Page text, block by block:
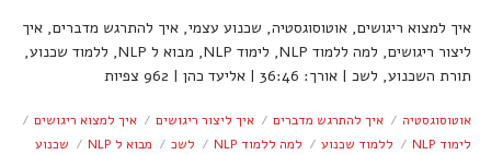
איך למצוא ריגושים, אוטוסוגסטיה, שכנוע עצמי, איך להתרגש מדברים, איך
ליצור ריגושים, למה ללמוד NLP, לימוד NLP, מבוא ל NLP, ללמוד שכנוע,
תורת השכנוע, לשכ | אורך: 36:46 | אליעד כהן | 962 צפיות
אוטוסוגסטיה איך להתרגש מדברים איך ליצור ריגושים
איך למצוא ריגושים
לימוד NLP
ללמוד שכנוע למה ללמוד NLP לשכ מבוא ל NLP
שכנוע